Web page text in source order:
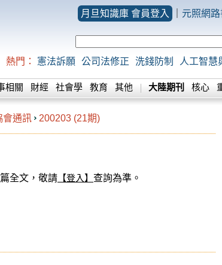
月旦知識庫 會員登入 元照網
熱門： 憲法訴願 公司法修正 洗錢防制 人工智慧
相關 財經 社會學 教育 其他 大陸期刊 核心
會通訊 200203 (21期)
全文，敬請 【登入】 查詢為準。